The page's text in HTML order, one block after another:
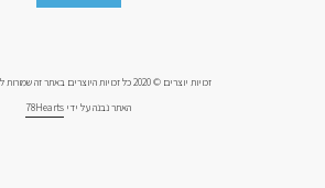
זכויות יוצרים © 2020 כל זכויות היוצרים באתר זה שמורות למשרד השלוחים
האתר נבנה על ידי 78Hearts